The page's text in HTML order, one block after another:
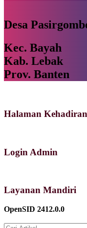
Desa
Kec. Bayah
Kab. Lebak
Prov. Banten
Halaman Kehadiran
Login Admin
Layanan Mandiri
OpenSID 2412.0.0